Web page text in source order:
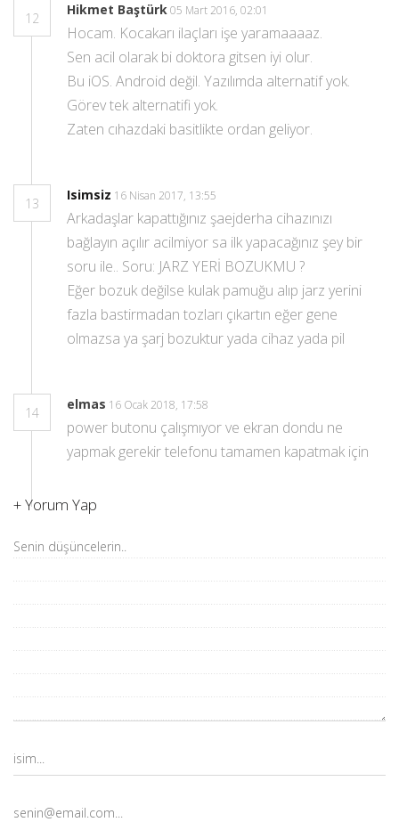
12
Hikmet Baştürk05 Mart 2016, 02:01
Hocam. Kocakarı ilaçları işe yaramaaaaz.
Sen acil olarak bi doktora gitsen iyi olur.
Bu iOS. Android değil. Yazılımda alternatif yok.
Görev tek alternatifi yok.
Zaten cıhazdaki basitlikte ordan geliyor.
13
Isimsiz 16 Nisan 2017, 13:55
Arkadaşlar kapattığınız şaejderha cihazınızı
bağlayın açılır acilmiyor sa ilk yapacağınız şey bir
soru ile.. Soru: JARZ YERİ BOZUKMU ?
Eğer bozuk değilse kulak pamuğu alıp jarz yerini
fazla bastirmadan tozları çıkartın eğer gene
olmazsa ya şarj bozuktur yada cihaz yada pil
14
elmas 16 Ocak 2018, 17:58
power butonu çalışmıyor ve ekran dondu ne
yapmak gerekir telefonu tamamen kapatmak için
+Yorum Yap